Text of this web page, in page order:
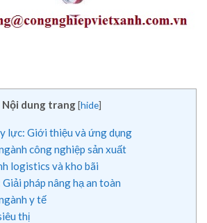
Nội dung trang [hide]
lực: Giới thiệu và ứng dụng
công nghiệp sản xuất
logistics và kho bãi
pháp nâng hạ an toàn
y tế
thị